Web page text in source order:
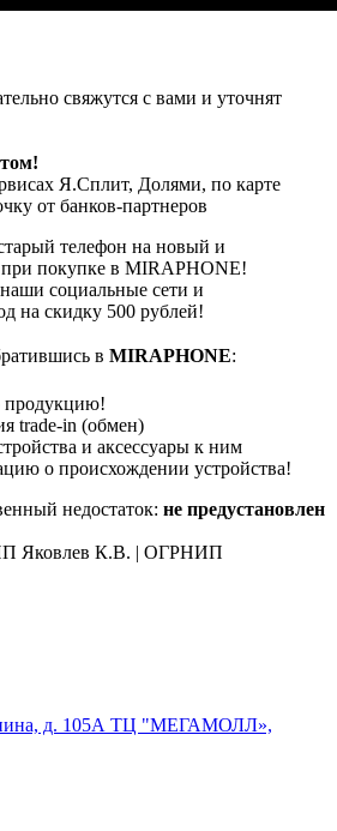
свяжутся с вами и уточнят
Я.Сплит, Долями, по карте
от банков-партнеров
телефон на новый и
при покупке в MIRAPHONE!
социальные сети и
на скидку 500 рублей!
в MIRAPHONE:
продукцию!
trade-in (обмен)
и аксессуары к ним
о происхождении устройства!
недостаток: не предустановлен
Яковлев К.В. | ОГРНИП
д. 105А ТЦ "МЕГАМОЛЛ»,